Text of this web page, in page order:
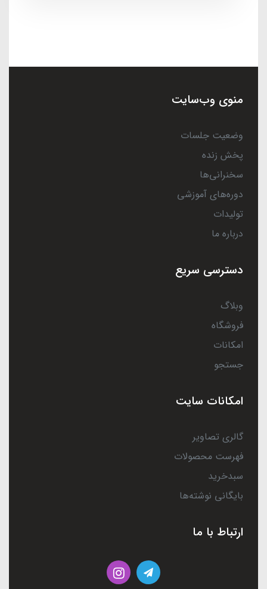
منوی وب‌سایت
وضعیت جلسات
پخش زنده
سخنرانی‌ها
دوره‌های آموزشی
تولیدات
درباره ما
دسترسی سریع
وبلاگ
فروشگاه
امکانات
جستجو
امکانات سایت
گالری تصاویر
فهرست محصولات
سبدخرید
بایگانی نوشته‌ها
ارتباط با ما